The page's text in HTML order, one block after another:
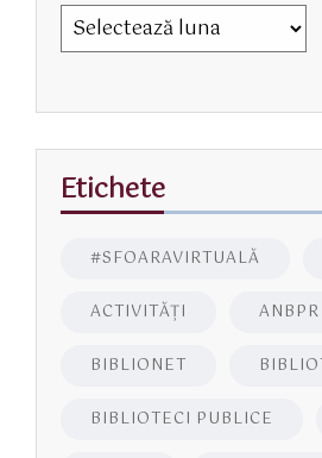
Etichete
#SFOARAVIRTUALĂ
ACTIVITĂŢI ANBPR
BIBLIONET
BIBLIOTECI PUBLICE